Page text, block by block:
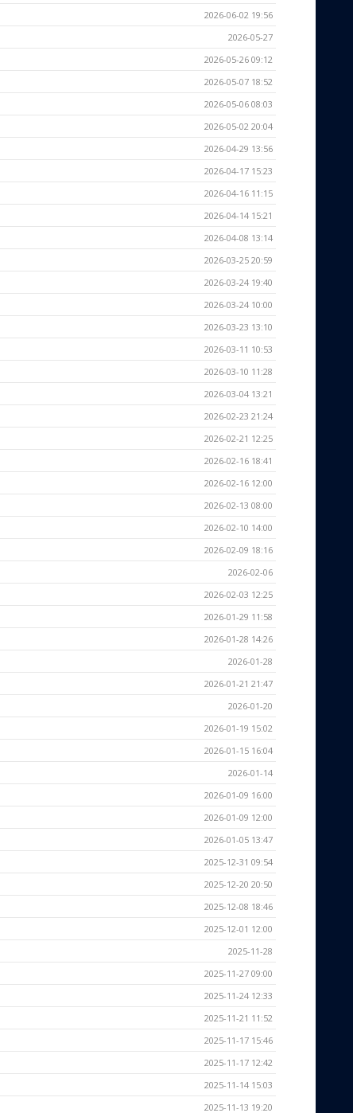
2026-06-02 19:56
2026-05-27
2026-05-26 09:12
2026-05-07 18:52
2026-05-06 08:03
2026-05-02 20:04
2026-04-29 13:56
2026-04-17 15:23
2026-04-16 11:15
2026-04-14 15:21
2026-04-08 13:14
2026-03-25 20:59
2026-03-24 19:40
2026-03-24 10:00
2026-03-23 13:10
2026-03-11 10:53
2026-03-10 11:28
2026-03-04 13:21
2026-02-23 21:24
2026-02-21 12:25
2026-02-16 18:41
2026-02-16 12:00
2026-02-13 08:00
2026-02-10 14:00
2026-02-09 18:16
2026-02-06
2026-02-03 12:25
2026-01-29 11:58
2026-01-28 14:26
2026-01-28
2026-01-21 21:47
2026-01-20
2026-01-19 15:02
2026-01-15 16:04
2026-01-14
2026-01-09 16:00
2026-01-09 12:00
2026-01-05 13:47
2025-12-31 09:54
2025-12-20 20:50
2025-12-08 18:46
2025-12-01 12:00
2025-11-28
2025-11-27 09:00
2025-11-24 12:33
2025-11-21 11:52
2025-11-17 15:46
2025-11-17 12:42
2025-11-14 15:03
2025-11-13 19:20